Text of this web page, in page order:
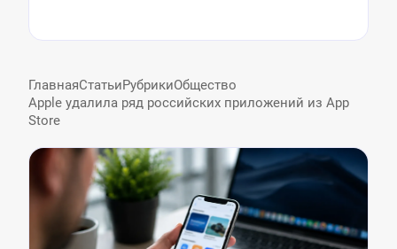
ГлавнаяСтатьиРубрикиОбщество
Apple удалила ряд российских приложений из App
Store